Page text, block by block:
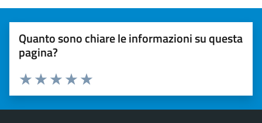
Quanto sono chiare le informazioni su questa
pagina?
Valuta 5 stelle su 5
Valuta 4 stelle su 5
Valuta 3 stelle su 5
Valuta 2 stelle su 5
Valuta 1 stelle su 5